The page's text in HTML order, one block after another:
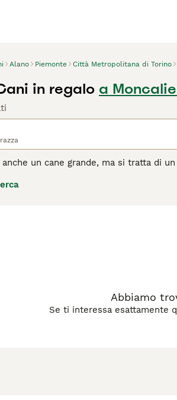
Alano Piemonte Città Metropolitana di Torino
in regalo a
anche un cane grande, ma si tratta di
una buona affinità con i bambini
per
Abbiamo
Se ti interessa esattamente